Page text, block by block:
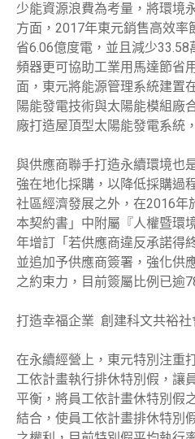
少能資源浪費為考量，將環境
方面，2017年東元銷售高效率
省6.06億度電，並且減少33.58
頻器更可協助工業用馬達節省
面，東元將能源管理系統建置
陽能發電技術與太陽能模組廠
廠打造屋頂型太陽能發電系統
與供應商聯手打造永續環境也
強在地化採購，以降低採購過
社區經濟發展之外，在2016年
本契約書」中附屬『人權暨環
年增訂「若供應商違反承諾得
並追加予供應商簽署，強化供
之約束力，目前簽屬比例已逾
打造幸福企業 創建科文共裕社
在永續經營上，東元特別注重
工依計畫執行排休特別假，讓
平衡，將員工依計畫休特別假
結合，使員工依計畫排休特別